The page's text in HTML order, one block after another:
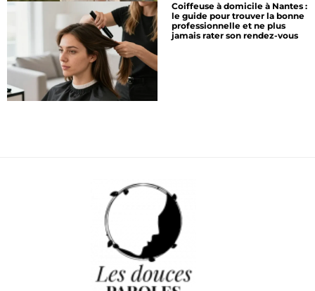
Coiffeuse à domicile à Nantes :
le guide pour trouver la bonne
professionnelle et ne plus
jamais rater son rendez-vous